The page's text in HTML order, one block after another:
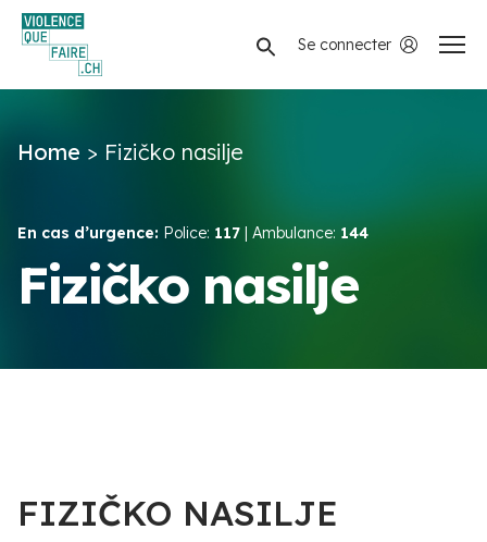
Se connecter
Nasilje u paru
Postavi pitanje
BS
Navigation privée
Home > Fizičko nasilje
En cas d’urgence: Police: 117 | Ambulance: 144
Fizičko nasilje
FIZIČKO NASILJE